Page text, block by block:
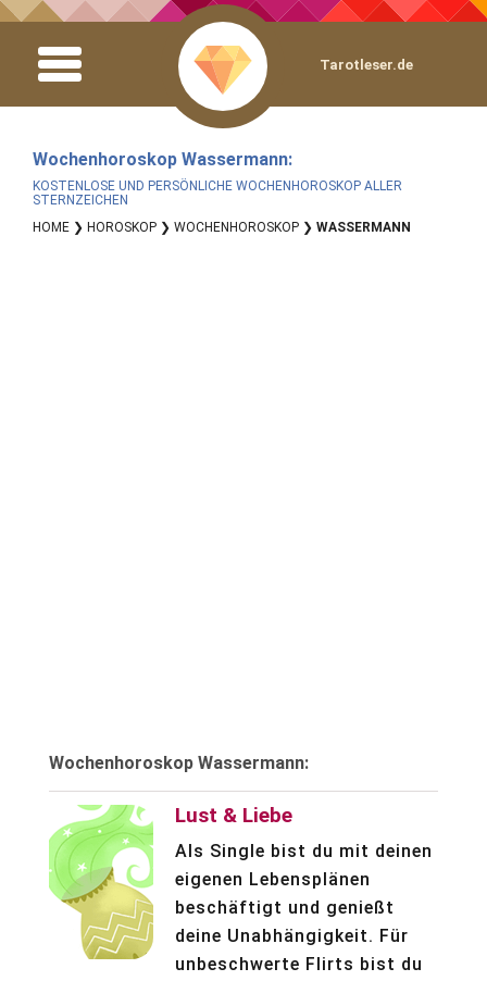
Tarotleser.de
Wochenhoroskop Wassermann:
KOSTENLOSE UND PERSÖNLICHE WOCHENHOROSKOP ALLER
STERNZEICHEN
HOME ❯ HOROSKOP ❯ WOCHENHOROSKOP ❯ WASSERMANN
Wochenhoroskop Wassermann:
Lust & Liebe
Als Single bist du mit deinen
eigenen Lebensplänen
beschäftigt und genießt
deine Unabhängigkeit. Für
unbeschwerte Flirts bist du